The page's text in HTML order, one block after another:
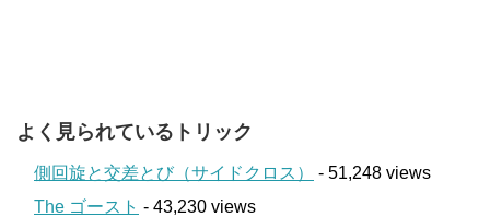
よく見られているトリック
側回旋と交差とび（サイドクロス）
- 51,248 views
The ゴースト - 43,230 views